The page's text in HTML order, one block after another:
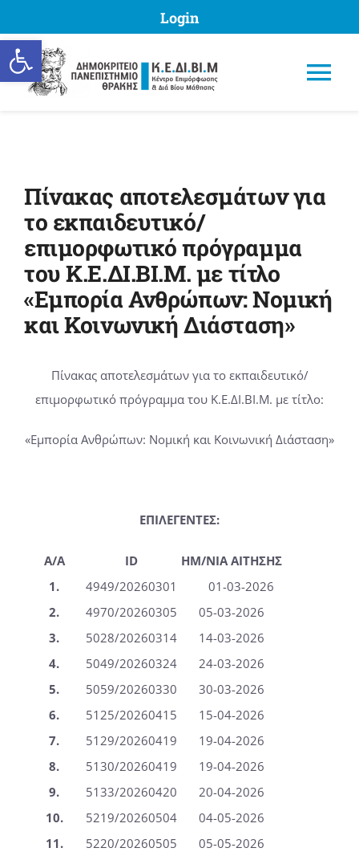
Ανοίξτε τη γραμμή εργαλείων
to
content
Login
ΚΕΔΙΒΙΜ ΔΠΘ
Προγράμματα
Υποβολή Πρότασης
Οδηγοί
Πίνακας αποτελεσμάτων για
το εκπαιδευτικό/
επιμορφωτικό πρόγραμμα
του Κ.Ε.ΔΙ.ΒΙ.Μ. με τίτλο
«Εμπορία Ανθρώπων: Νομική
και Κοινωνική Διάσταση»
Πίνακας αποτελεσμάτων για το εκπαιδευτικό/
επιμορφωτικό πρόγραμμα του Κ.Ε.ΔΙ.ΒΙ.Μ. με τίτλο:
«Εμπορία Ανθρώπων: Νομική και Κοινωνική Διάσταση»
ΕΠΙΛΕΓΕΝΤΕΣ:
A/A ID
ΗΜ/ΝΙΑ ΑΙΤΗΣΗΣ
1.
4949/20260301
01-03-2026
2.
4970/20260305
05-03-2026
3.
5028/20260314
14-03-2026
4.
5049/20260324
24-03-2026
5.
5059/20260330
30-03-2026
6.
5125/20260415
15-04-2026
7.
5129/20260419
19-04-2026
8.
5130/20260419
19-04-2026
9.
5133/20260420
20-04-2026
10.
5219/20260504
04-05-2026
11.
5220/20260505
05-05-2026